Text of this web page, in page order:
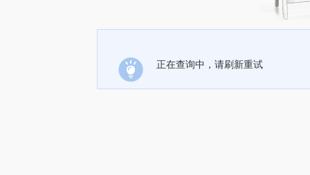
正在查询中，请刷新重试